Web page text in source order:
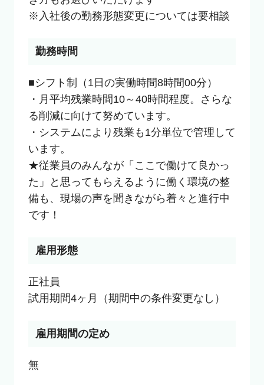
※入社後の勤務形態変更については要相談
勤務時間
■シフト制（1日の実働時間8時間00分）
・月平均残業時間10～40時間程度。さらな
る削減に向けて努めています。
・システムにより残業も1分単位で管理して
います。
★従業員のみんなが「ここで働けて良かっ
た」と思ってもらえるように働く環境の整
備も、現場の声を聞きながら着々と進行中
です！
雇用形態
正社員
試用期間4ヶ月（期間中の条件変更なし）
雇用期間の定め
無